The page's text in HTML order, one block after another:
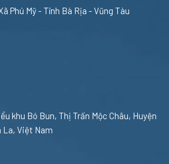
Phú Mỹ - Tỉnh Bà Rịa - Vũng Tàu
khu Bó Bun, Thị Trấn Mộc Châu, Huyện
La, Việt Nam